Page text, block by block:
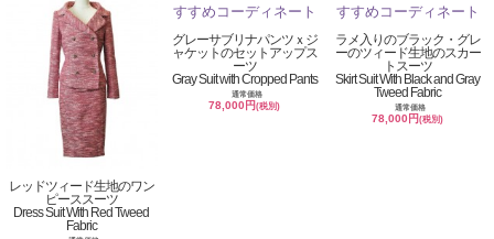
レッドツィード生地のワン
ピーススーツ
Dress Suit With Red Tweed
Fabric
グレーサブリナパンツｘジ
ャケットのセットアップス
ーツ
Gray Suit with Cropped Pants
通常価格
78,000円(税別)
ラメ入りのブラック・グレ
ーのツィード生地のスカー
トスーツ
Skirt Suit With Black and Gray
Tweed Fabric
通常価格
78,000円(税別)